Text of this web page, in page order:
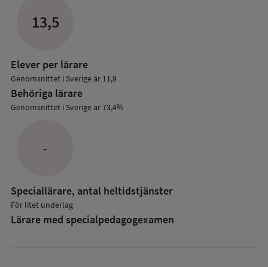
13,5
Elever per lärare
Genomsnittet i Sverige är 11,9
Behöriga lärare
Genomsnittet i Sverige är 73,4%
-
Speciallärare, antal heltidstjänster
För litet underlag
Lärare med specialpedagog­examen